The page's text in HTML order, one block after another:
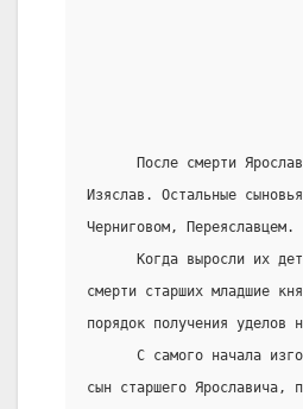
После смерти
Изяслав. Остальные
Черниговом, Переяславцем.
Когда выросли их
смерти старших младшие
порядок получения уделов
С самого начала
сын старшего Ярославича,